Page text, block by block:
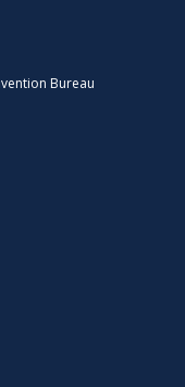
Bureau